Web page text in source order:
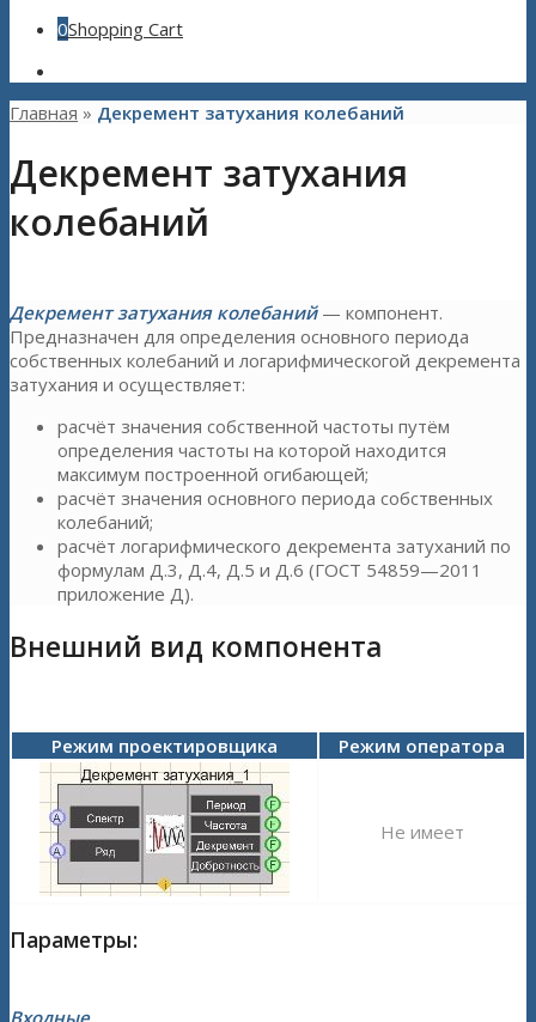
0Shopping Cart
Главная » Декремент затухания колебаний
Декремент затухания
колебаний
Декремент затухания колебаний— компонент.
Предназначен для определения основного периода
собственных колебаний и логарифмическогой декремента
затухания и осуществляет:
расчёт значения собственной частоты путём
определения частоты на которой находится
максимум построенной огибающей;
расчёт значения основного периода собственных
колебаний;
расчёт логарифмического декремента затуханий по
формулам Д.3, Д.4, Д.5 и Д.6 (ГОСТ 54859—2011
приложение Д).
Внешний вид компонента
Режим проектировщика Режим оператора
Не имеет
Параметры:
Входные